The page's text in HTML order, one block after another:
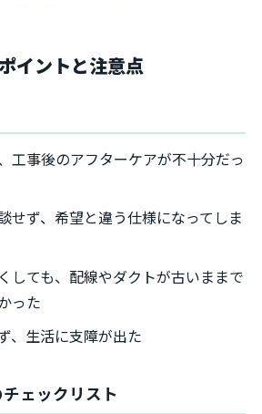
イントと注意点
工事後のアフターケアが不十分だっ
せず、希望と違う仕様になってしま
しても、配線やダクトが古いままで
った
、生活に支障が出た
ェックリスト